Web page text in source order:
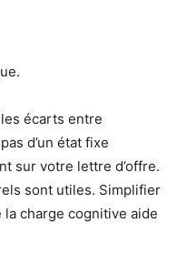
écarts entre
d’un état fixe
sur votre lettre d’offre.
sont utiles. Simplifier
charge cognitive aide